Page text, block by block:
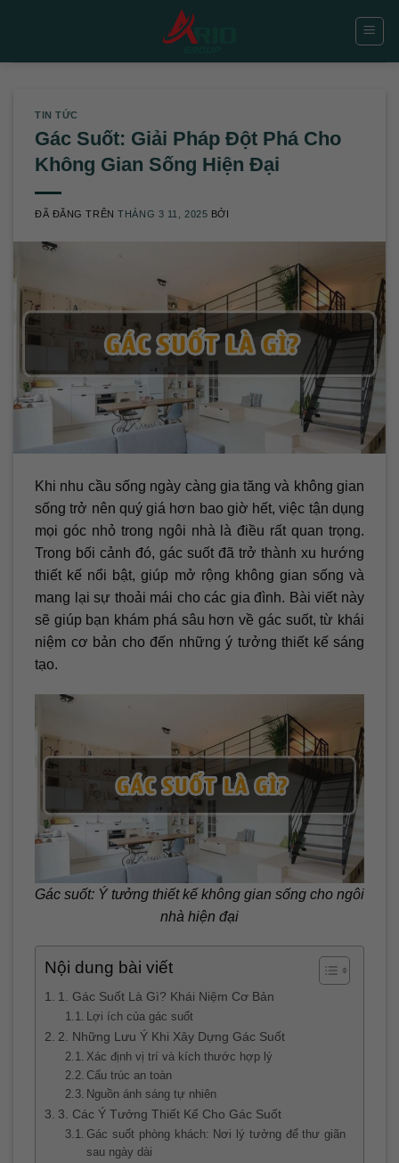
TIN TỨC
Gác Suốt: Giải Pháp Đột Phá Cho
Không Gian Sống Hiện Đại
ĐÃ ĐĂNG TRÊNTHÁNG 3 11, 2025 BỞI
Khi nhu cầu sống ngày càng gia tăng và không gian
sống trở nên quý giá hơn bao giờ hết, việc tận dụng
mọi góc nhỏ trong ngôi nhà là điều rất quan trọng.
Trong bối cảnh đó, gác suốt đã trở thành xu hướng
thiết kế nổi bật, giúp mở rộng không gian sống và
mang lại sự thoải mái cho các gia đình. Bài viết này
sẽ giúp bạn khám phá sâu hơn về gác suốt, từ khái
niệm cơ bản cho đến những ý tưởng thiết kế sáng
tạo.
Gác suốt: Ý tưởng thiết kế không gian sống cho ngôi
nhà hiện đại
Nội dung bài viết
1. Gác Suốt Là Gì? Khái Niệm Cơ Bản
Lợi ích của gác suốt
2. Những Lưu Ý Khi Xây Dựng Gác Suốt
Xác định vị trí và kích thước hợp lý
Cấu trúc an toàn
Nguồn ánh sáng tự nhiên
3. Các Ý Tưởng Thiết Kế Cho Gác Suốt
Gác suốt phòng khách: Nơi lý tưởng để thư giãn
sau ngày dài